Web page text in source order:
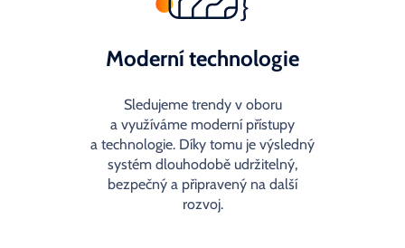
Moderní technologie
Sledujeme trendy v oboru
a využíváme moderní přístupy
a technologie. Díky tomu je výsledný
systém dlouhodobě udržitelný,
bezpečný a připravený na další
rozvoj.